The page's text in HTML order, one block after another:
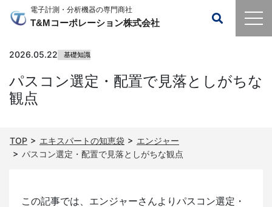
電子計測・分析機器の専門商社
T&Mコーポレーション株式会社
2026.05.22 基礎知識
パスコン選定・配置で見落としがちな
観点
TOP エキスパートの知恵袋
エンジャー
パスコン選定・配置で見落としがちな観点
この記事では、エンジャーさんよりパスコン選定・